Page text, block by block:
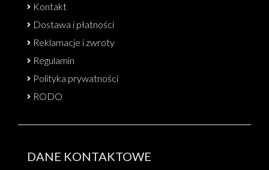
Kontakt
Dostawa i płatności
Reklamacje i zwroty
Regulamin
Polityka prywatności
RODO
DANE KONTAKTOWE